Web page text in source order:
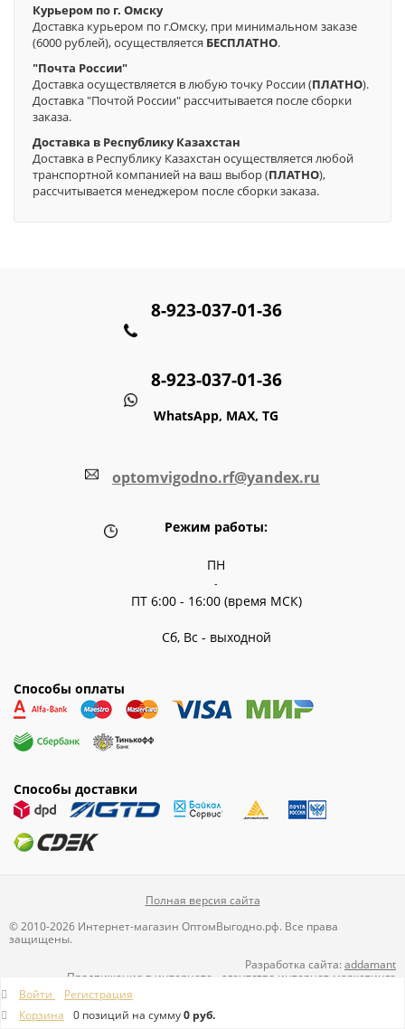
Курьером по г. Омску
Доставка курьером по г.Омску, при минимальном заказе
(6000 рублей), осуществляется БЕСПЛАТНО.
"Почта России"
Доставка осуществляется в любую точку России (ПЛАТНО).
Доставка "Почтой России" рассчитывается после сборки
заказа.
Доставка в Республику Казахстан
Доставка в Республику Казахстан осуществляется любой
транспортной компанией на ваш выбор (ПЛАТНО),
рассчитывается менеджером после сборки заказа.
8-923-037-01-36
8-923-037-01-36
WhatsApp, MAX, TG
optomvigodno.rf@yandex.ru
Режим работы:
ПН
-
ПТ 6:00 - 16:00 (время МСК)
Сб, Вс - выходной
Способы оплаты
Способы доставки
Полная версия сайта
© 2010-2026 Интернет-магазин ОптомВыгодно.рф. Все права
защищены.
Разработка сайта: addamant
Продвижение в интернете
агентство интернет-маркетинга
Войти
Регистрация
Корзина
0 позиций на сумму0 руб.